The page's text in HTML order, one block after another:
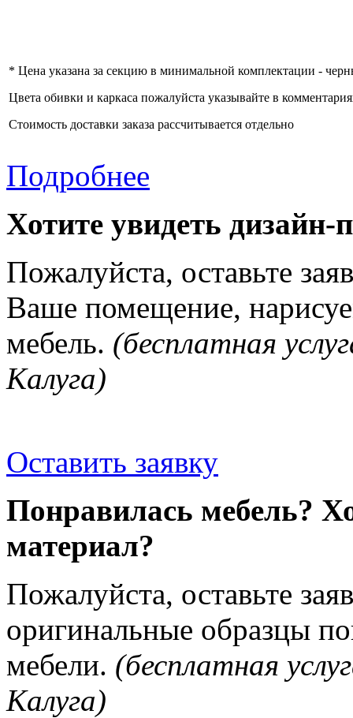
* Цена указана за секцию в минимальной комплектации -
Цвета обивки и каркаса пожалуйста указывайте в
Стоимость доставки заказа рассчитывается отдельно
Подробнее
Хотите увидеть дизайн-
Пожалуйста, оставьте
Ваше помещение,
мебель. (бесплатная
Калуга)
Оставить заявку
Понравилась мебель?
материал?
Пожалуйста, оставьте
оригинальные образцы
мебели. (бесплатная
Калуга)